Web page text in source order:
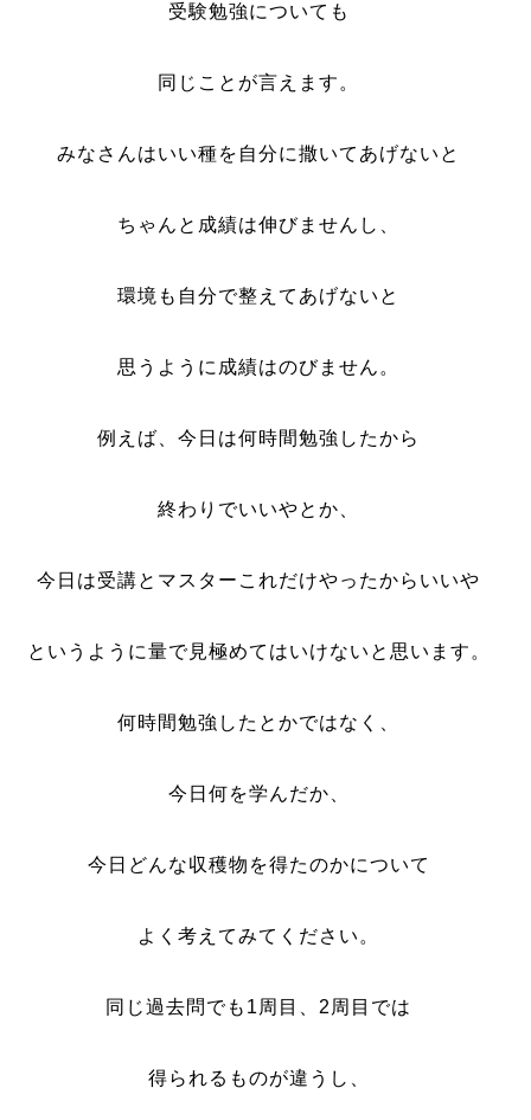
受験勉強についても
同じことが言えます。
みなさんはいい種を自分に撒いてあげないと
ちゃんと成績は伸びませんし、
環境も自分で整えてあげないと
思うように成績はのびません。
例えば、今日は何時間勉強したから
終わりでいいやとか、
今日は受講とマスターこれだけやったからいいや
というように量で見極めてはいけないと思います。
何時間勉強したとかではなく、
今日何を学んだか、
今日どんな収穫物を得たのかについて
よく考えてみてください。
同じ過去問でも1周目、2周目では
得られるものが違うし、